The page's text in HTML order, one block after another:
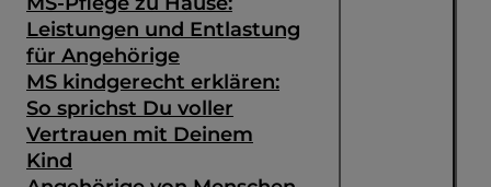
Leistungen und Entlastung
für Angehörige
MS kindgerecht erklären:
So sprichst Du voller
Vertrauen mit Deinem
Kind